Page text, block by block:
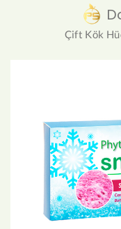
Çift Kök